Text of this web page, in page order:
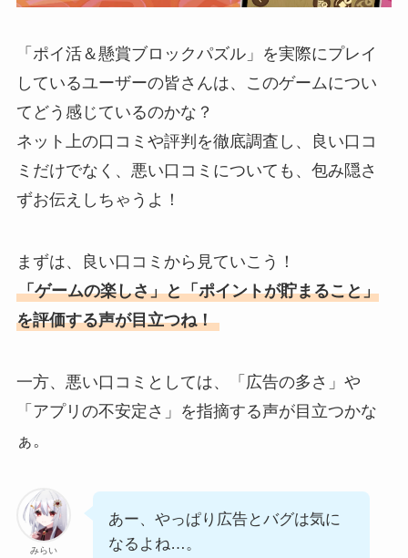
「ポイ活＆懸賞ブロックパズル」を実際にプレイ
しているユーザーの皆さんは、このゲームについ
てどう感じているのかな？
ネット上の口コミや評判を徹底調査し、良い口コ
ミだけでなく、悪い口コミについても、包み隠さ
ずお伝えしちゃうよ！
まずは、良い口コミから見ていこう！
「ゲームの楽しさ」と「ポイントが貯まること」
を評価する声が目立つね！
一方、悪い口コミとしては、「広告の多さ」や
「アプリの不安定さ」を指摘する声が目立つかな
ぁ。
みらい
あー、やっぱり広告とバグは気に
なるよね…。